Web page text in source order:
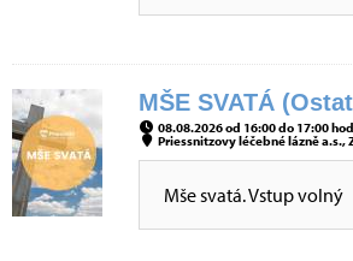
MŠE SVATÁ
08.08.2026 od 16:00 do 17:00
Priessnitzovy léčebné lázně a.s.,
Mše svatá. Vstup volný